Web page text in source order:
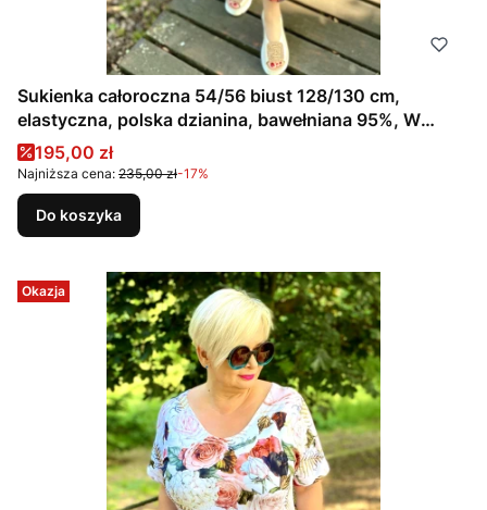
Sukienka całoroczna 54/56 biust 128/130 cm,
elastyczna, polska dzianina, bawełniana 95%, W
Cena promocyjna
195,00 zł
Najniższa cena: 235,00 zł-17%
Do koszyka
Okazja